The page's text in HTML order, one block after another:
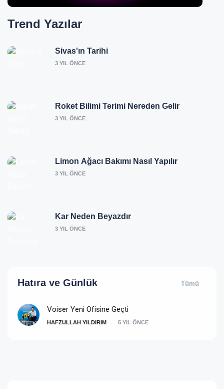
Trend Yazılar
Sivas'ın Tarihi
3 YIL ÖNCE
Roket Bilimi Terimi Nereden Gelir
3 YIL ÖNCE
Limon Ağacı Bakımı Nasıl Yapılır
3 YIL ÖNCE
Kar Neden Beyazdır
3 YIL ÖNCE
Hatıra ve Günlük Tümü
Voiser Yeni Ofisine Geçti
HAFZULLAH YILDIRIM 5 YIL ÖNCE